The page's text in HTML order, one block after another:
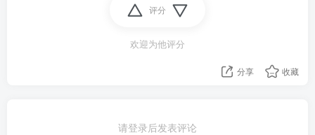
评分
欢迎为他评分
分享 收藏
请登录后发表评论